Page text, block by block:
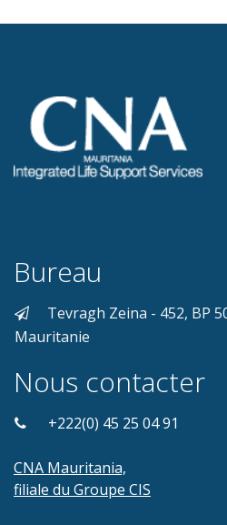
Bureau
Tevragh Zeina - 452, BP
Mauritanie
Nous contacter
+222(0) 45 25 04 91
CNA Mauritania,
filiale du Groupe CIS